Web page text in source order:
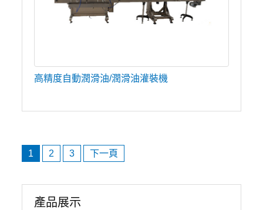
高精度自動潤滑油/潤滑油灌裝機
文
章
覽
1 2 3 下一頁
產品展示